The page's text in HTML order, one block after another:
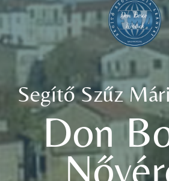
Segítő Szűz
Don